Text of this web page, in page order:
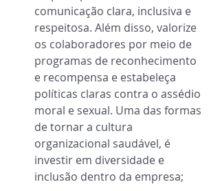
comunicação clara, inclusiva e
respeitosa. Além disso, valorize
os colaboradores por meio de
programas de reconhecimento
e recompensa e estabeleça
políticas claras contra o assédio
moral e sexual. Uma das formas
de tornar a cultura
organizacional saudável, é
investir em diversidade e
inclusão dentro da empresa;